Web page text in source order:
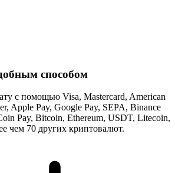
способом
с помощью Visa, Mastercard, American
Apple Pay, Google Pay, SEPA, Binance
Pay, Bitcoin, Ethereum, USDT, Litecoin,
чем 70 других криптовалют.